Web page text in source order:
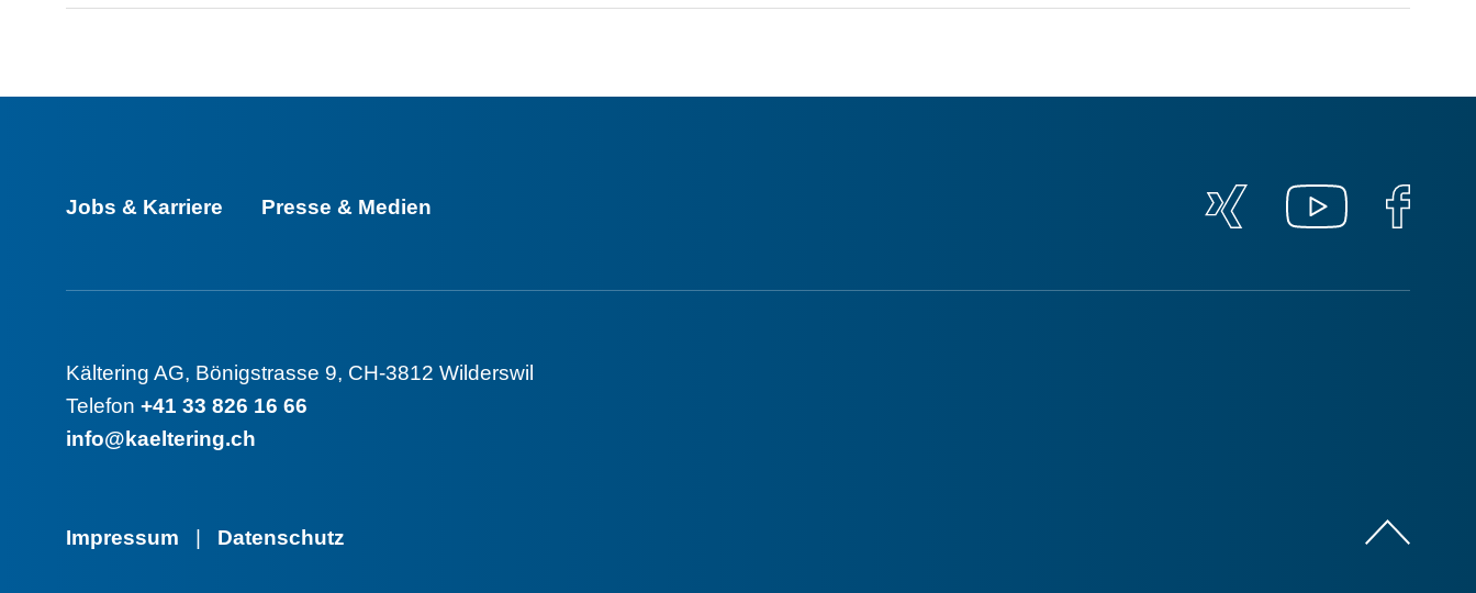
Jobs & Karriere Presse & Medien
Kältering AG, Bönigstrasse 9, CH-3812 Wilderswil
Telefon +41 33 826 16 66
info@kaeltering.ch
Impressum | Datenschutz